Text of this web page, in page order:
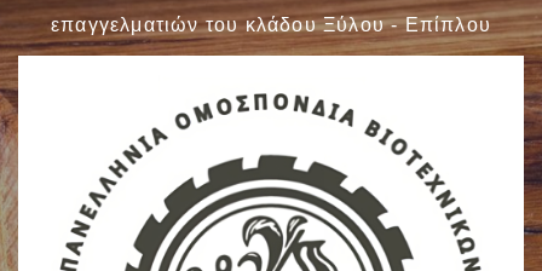
επαγγελματιών του κλάδου Ξύλου - Επίπλου